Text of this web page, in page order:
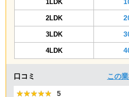
1LDK
2LDK
3LDK
4LDK
口コミ この
★★★★★
★★★★★ 5